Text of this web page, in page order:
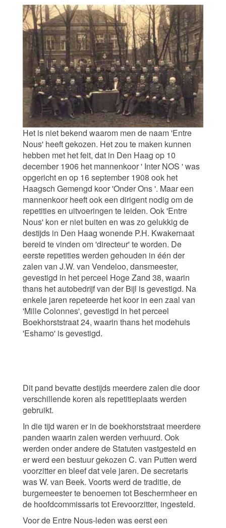
Het is niet bekend waarom men de naam 'Entre
Nous' heeft gekozen. Het zou te maken kunnen
hebben met het feit, dat in Den Haag op 10
december 1906 het mannenkoor ' Inter NOS ' was
opgericht en op 16 september 1908 ook het
Haagsch Gemengd koor 'Onder Ons '. Maar een
mannenkoor heeft ook een dirigent nodig om de
repetities en uitvoeringen te leiden. Ook 'Entre
Nous' kon er niet buiten en was zo gelukkig de
destijds in Den Haag wonende P.H. Kwakernaat
bereid te vinden om 'directeur' te worden. De
eerste repetities werden gehouden in één der
zalen van J.W. van Vendeloo, dansmeester,
gevestigd in het perceel Hoge Zand 38, waarin
thans het autobedrijf van der Bijl is gevestigd. Na
enkele jaren repeteerde het koor in een zaal van
'Mille Colonnes', gevestigd in het perceel
Boekhorststraat 24, waarin thans het modehuis
'Eshamo' is gevestigd.
Dit pand bevatte destijds meerdere zalen die door
verschillende koren als repetitieplaats werden
gebruikt.
In die tijd waren er in de boekhorststraat meerdere
panden waarin zalen werden verhuurd. Ook
werden onder andere de Statuten vastgesteld en
er werd een bestuur gekozen C. van Putten werd
voorzitter en bleef dat vele jaren. De secretaris
was W. van Beek. Voorts werd de traditie, de
burgemeester te benoemen tot Beschermheer en
de hoofdcommissaris tot Erevoorzitter, ingesteld.
Voor de Entre Nous-leden was eerst een